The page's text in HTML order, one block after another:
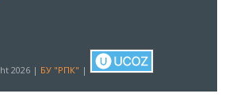
2026 | БУ "РПК" |